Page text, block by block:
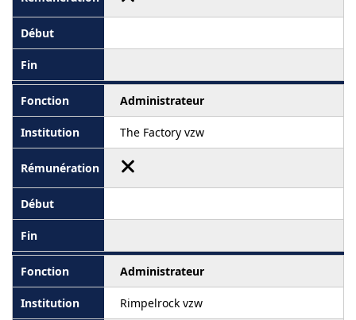
Administrateur
The Factory vzw
Administrateur
Rimpelrock vzw